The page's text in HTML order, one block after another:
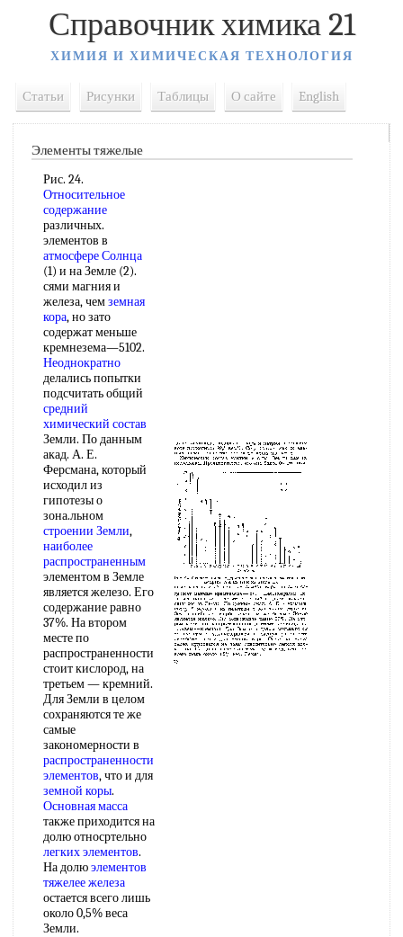
Справочник химика 21
ХИМИЯ И ХИМИЧЕСКАЯ ТЕХНОЛОГИЯ
Статьи Рисунки Таблицы О сайте English
Элементы тяжелые
Рис. 24.
Относительное
содержание
различных.
элементов в
атмосфере Солнца
(1) и на Земле (2).
сями магния и
железа, чемземная
кора, но зато
содержат меньше
кремнезема—5102.
Неоднократно
делались попытки
подсчитать общий
средний
химический состав
Земли. По данным
акад. А. Е.
Ферсмана, который
исходил из
гипотезы о
зона.льном
строении Земли,
наиболее
распространенным
элементом в Земле
является железо. Его
содержание равно
37%. На втором
месте по
распространенности
стоит кислород, на
третьем — кремний.
Для Земли в целом
сохраняются те же
самые
закономерности в
распространенности
элементов, что и для
земной коры.
Основная масса
также приходится на
долю относртельно
легких элементов.
На долюэлементов
тяжелее железа
остается всего лишь
около 0,5% веса
Земли.